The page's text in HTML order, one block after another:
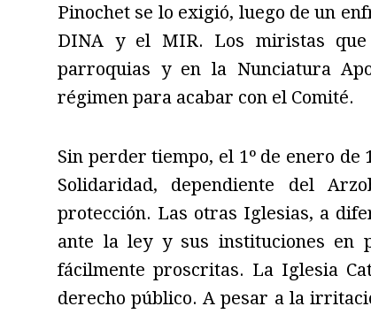
Pinochet se lo exigió, luego de un
DINA y el MIR. Los miristas
parroquias y en la Nunciatura
régimen para acabar con el Comité.
Sin perder tiempo, el 1º de enero
Solidaridad, dependiente del
protección. Las otras Iglesias, a
ante la ley y sus instituciones en
fácilmente proscritas. La Iglesia
derecho público. A pesar a la